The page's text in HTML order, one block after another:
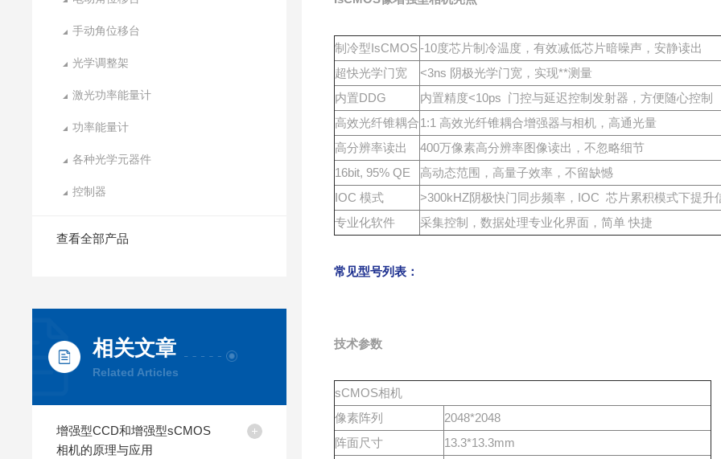
手动角位移台
光学调整架
激光功率能量计
功率能量计
各种光学元器件
控制器
查看全部产品
相关文章
Related Articles
增强型CCD和增强型sCMOS
相机的原理与应用
制冷型IsCMOS-10度芯片制冷温度，有效减低芯片暗噪声，安静读出
超快光学门宽
<3ns 阴极光学门宽，实现**测量
内置DDG
内置精度<10ps 门控与延迟控制发射器，方便随心控制
高效光纤锥耦合1:1 高效光纤锥耦合增强器与相机，高通光量
高分辨率读出
400万像素高分辨率图像读出，不忽略细节
16bit, 95% QE
高动态范围，高量子效率，不留缺憾
IOC 模式
>300kHZ阴极快门同步频率，IOC 芯片累积模式下提升
专业化软件
采集控制，数据处理专业化界面，简单 快捷
常见型号列表：
技术参数
sCMOS相机
像素阵列
2048*2048
阵面尺寸
13.3*13.3mm